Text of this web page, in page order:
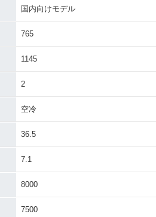
国内向けモデル
765
1145
2
空冷
36.5
7.1
8000
7500